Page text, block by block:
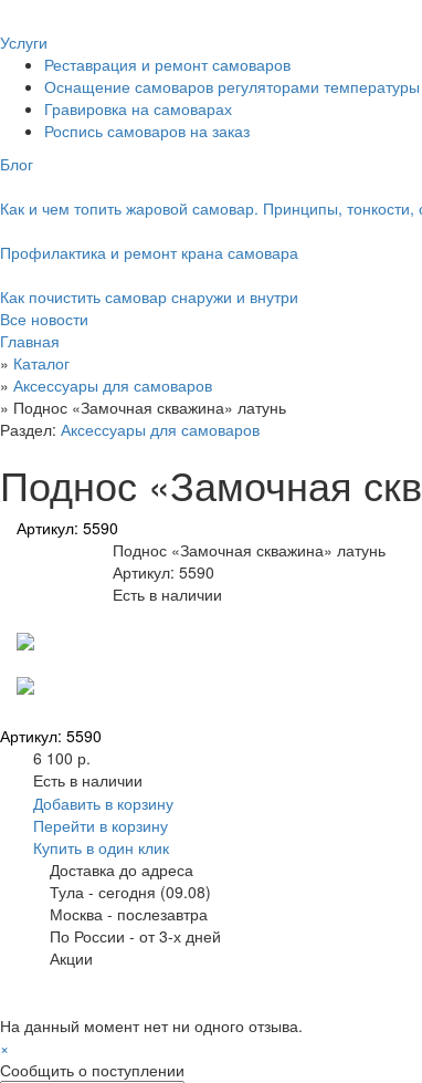
Услуги
Реставрация и ремонт самоваров
Оснащение самоваров регуляторами температуры
Гравировка на самоварах
Роспись самоваров на заказ
Блог
Как и чем топить жаровой самовар. Принципы, тонкости,
Профилактика и ремонт крана самовара
Как почистить самовар снаружи и внутри
Все новости
Главная
» Каталог
» Аксессуары для самоваров
» Поднос «Замочная скважина» латунь
Раздел: Аксессуары для самоваров
Поднос «Замочная
Артикул: 5590
Поднос «Замочная скважина» латунь
Артикул: 5590
Есть в наличии
Артикул: 5590
6 100 р.
Есть в наличии
Добавить в корзину
Перейти в корзину
Купить в один клик
Доставка до адреса
Тула - сегодня (09.08)
Москва - послезавтра
По России - от 3-х дней
Акции
На данный момент нет ни одного отзыва.
×
Сообщить о поступлении